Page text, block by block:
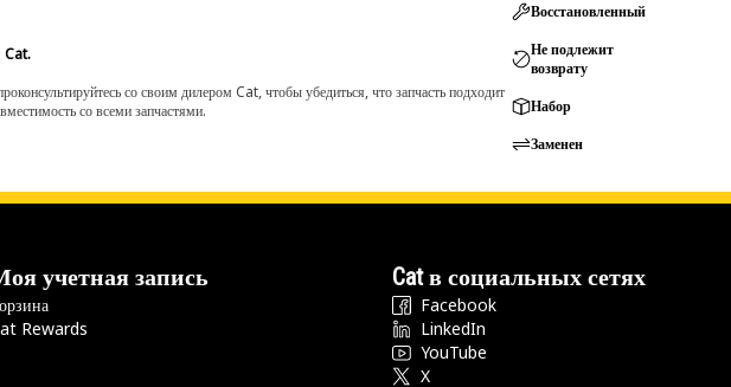
Cat.
со своим дилером Cat, чтобы убедиться, что запчасть подходит
со всеми запчастями.
Восстановленный
Не подлежит
возврату
Набор
Заменен
учетная запись
Rewards
Cat в социальных сетях
Facebook
LinkedIn
YouTube
X